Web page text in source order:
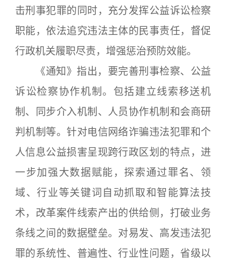
击刑事犯罪的同时，充分发挥公益诉讼检察
职能，依法追究违法主体的民事责任，督促
行政机关履职尽责，增强惩治预防效能。
《通知》指出，要完善刑事检察、公益
诉讼检察协作机制。包括建立线索移送机
制、同步介入机制、人员协作机制和会商研
判机制等。针对电信网络诈骗违法犯罪和个
人信息公益损害呈现跨行政区划的特点，进
一步加强大数据赋能，探索通过罪名、领
域、行业等关键词自动抓取和智能算法技
术，改革案件线索产出的供给侧，打破业务
条线之间的数据壁垒。对易发、高发违法犯
罪的系统性、普遍性、行业性问题，省级以